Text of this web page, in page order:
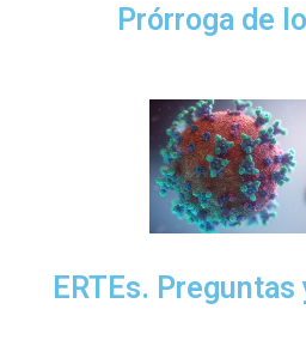
Prórroga de
ERTEs.